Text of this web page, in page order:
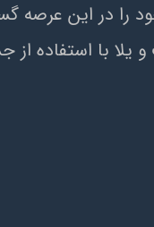
خود را در
با استفاده از